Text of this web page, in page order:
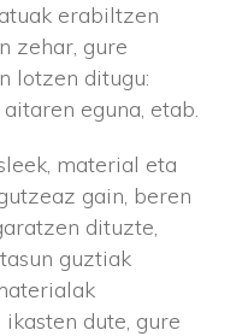
erabiltzen
zehar, gure
lotzen ditugu:
eguna, etab.
material eta
gain, beren
dituzte,
guztiak
dute, gure